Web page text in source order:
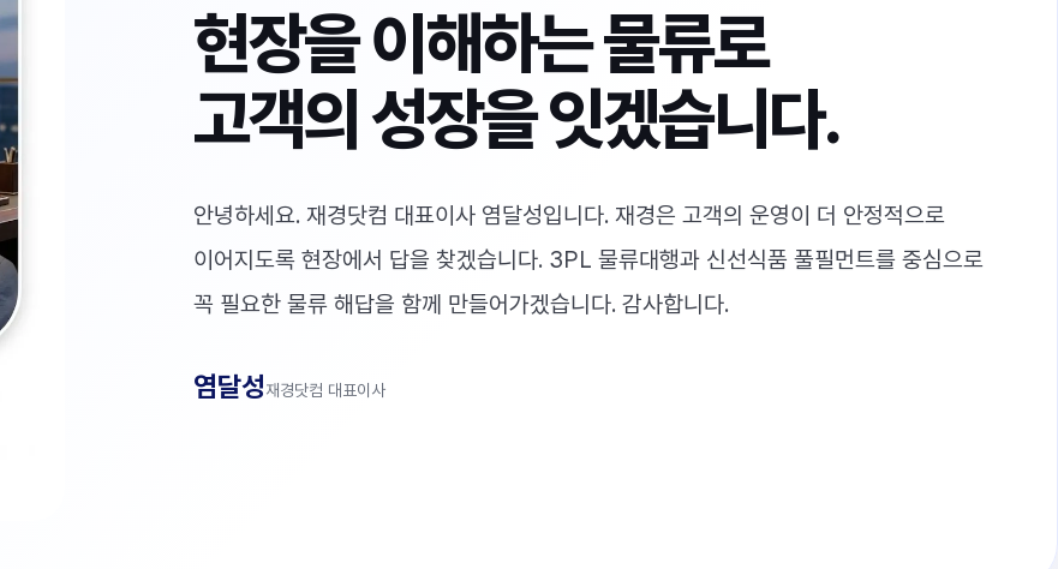
현장을 이해하는 물류로
고객의 성장을 잇겠습니다.
안녕하세요. 재경닷컴 대표이사 염달성입니다. 재경은 고객의 운영이 더 안정적으로
이어지도록 현장에서 답을 찾겠습니다. 3PL 물류대행과 신선식품 풀필먼트를 중심으로
꼭 필요한 물류 해답을 함께 만들어가겠습니다. 감사합니다.
염달성재경닷컴 대표이사